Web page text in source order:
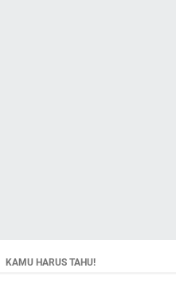
KAMU HARUS TAHU!